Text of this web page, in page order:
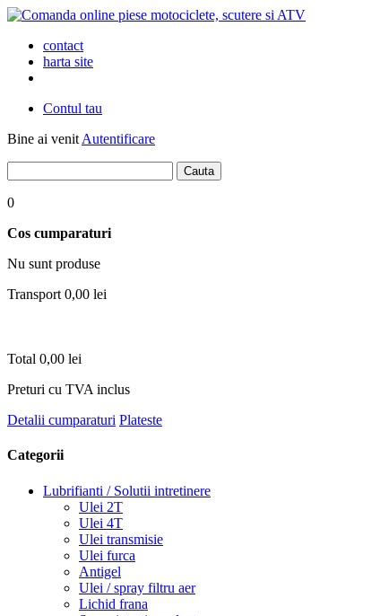
contact
harta site
Contul tau
Bine ai venit Autentificare
0
Cos cumparaturi
Nu sunt produse
Transport 0,00 lei
Total 0,00 lei
Preturi cu TVA inclus
Detalii cumparaturi Plateste
Categorii
Lubrifianti / Solutii intretinere
Ulei 2T
Ulei 4T
Ulei transmisie
Ulei furca
Antigel
Ulei / spray filtru aer
Lichid frana